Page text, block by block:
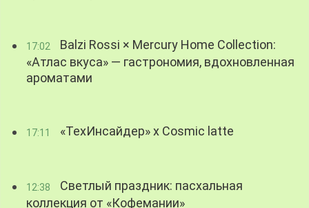
17:02
Balzi Rossi × Mercury Home Collection:
«Атлас вкуса» — гастрономия, вдохновленная
ароматами
17:11 «ТехИнсайдер» х Cosmic latte
12:38
Светлый праздник: пасхальная
коллекция от «Кофемании»